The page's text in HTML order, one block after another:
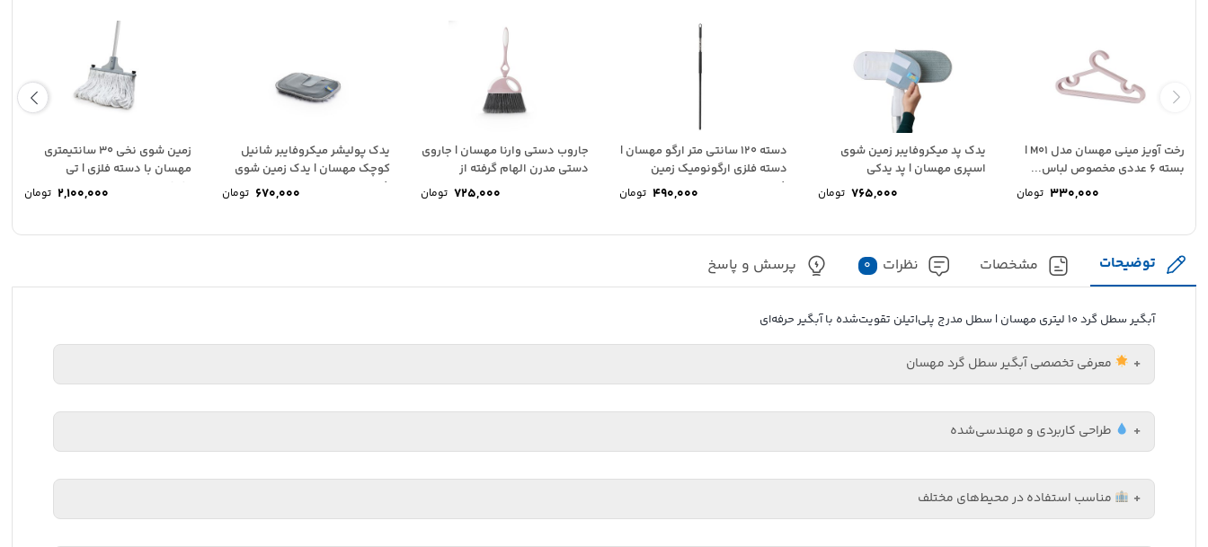
رخت آویز مینی مهسان مدل M01 |
بسته 6 عددی مخصوص لباس...
330,000 تومان
یدک پد میکروفایبر زمین شوی
اسپری مهسان | پد یدکی
765,000 تومان
دسته 120 سانتی متر ارگو مهسان |
دسته فلزی ارگونومیک زمین
شوی...
490,000 تومان
جاروب دستی وارنا مهسان | جاروی
دستی مدرن الهام گرفته از
725,000 تومان
یدک پولیشر میکروفایبر شانیل
کوچک مهسان | یدک زمین شوی
شانیل
670,000 تومان
زمین شوی نخی 30 سانتیمتری
مهسان با دسته فلزی | تی
2,100,000 تومان
توضیحات مشخصات نظرات 0 پرسش و پاسخ
آبگیر سطل گرد ۱۰ لیتری مهسان | سطل مدرج پلی‌اتیلن تقویت‌شده با آبگیر حرفه‌ای
معرفی تخصصی آبگیر سطل گرد مهسان
آبگیر سطل گرد مهسان (Mahsun) یک ابزار حرفه‌ای و با دوام برای نظافت دقیق است. طراحی ویژه آن امکان آبگیری سریع افشانک‌ها و ابزار نظافت را فراهم می‌کند و با پلی‌اتیلن تقویت‌شده بدنه، مقاومت بالا
در برابر فشار و استفاده مداوم ارائه می‌دهد. این محصول کیفیت نظافت را افزایش داده و زمان خشک کردن سطوح را به حداقل می‌رساند.
طراحی کاربردی و مهندسی‌شده
دیواره مدرج سطل کنترل دقیق حجم آب را ممکن می‌کند و آبگیر گرد همراه آن، بدون پاشش یا هدررفت آب، رطوبت ابزار را به‌صورت یکنواخت جمع‌آوری می‌کند. این طراحی حرفه‌ای باعث کاهش مصرف آب و
مناسب استفاده در محیط‌های مختلف